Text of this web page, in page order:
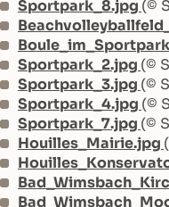
Sportpark_8.jpg (©
Sportpark_2.jpg (©
Sportpark_3.jpg (©
Sportpark_4.jpg (©
Sportpark_7.jpg (©
Houilles_Mairie.jpg